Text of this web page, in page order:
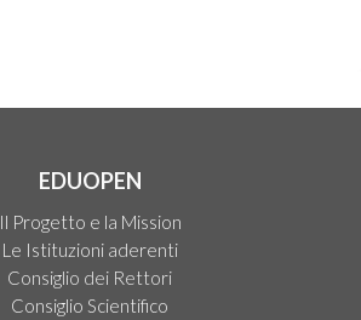
EDUOPEN
Il Progetto e la Mission
Le Istituzioni aderenti
Consiglio dei Rettori
Consiglio Scientifico